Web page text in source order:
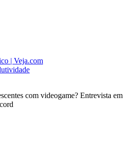
| Veja.com
com videogame? Entrevista em